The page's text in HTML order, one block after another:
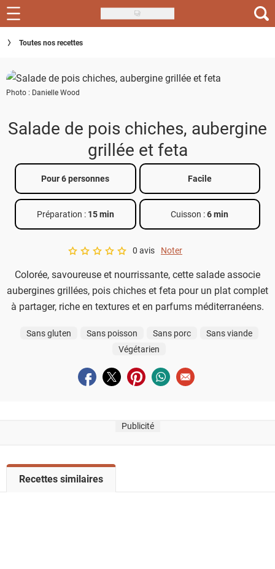
Skip
to
main
Recettes
Inspirations
Conseils
Menu de la semaine
Téléchargez l'app Saveurs Recettes
Index des recettes
Guide d'achat
Toutes nos recettes
Photo : Danielle Wood
Salade de pois chiches, aubergine
grillée et feta
Pour 6 personnes Facile
Préparation : 15 min Cuisson :6 min
A star rating of 0 out of 5.
0 avis Noter
Colorée, savoureuse et nourrissante, cette salade associe
aubergines grillées, pois chiches et feta pour un plat complet
à partager, riche en textures et en parfums méditerranéens.
Sans gluten Sans poisson Sans porc
Sans viande
Végétarien
Partager sur facebook
Partager sur twitter
Partager sur pinterest
Partager sur whatsapp
Envoyer à un ami
Publicité
o
Recettes similaires